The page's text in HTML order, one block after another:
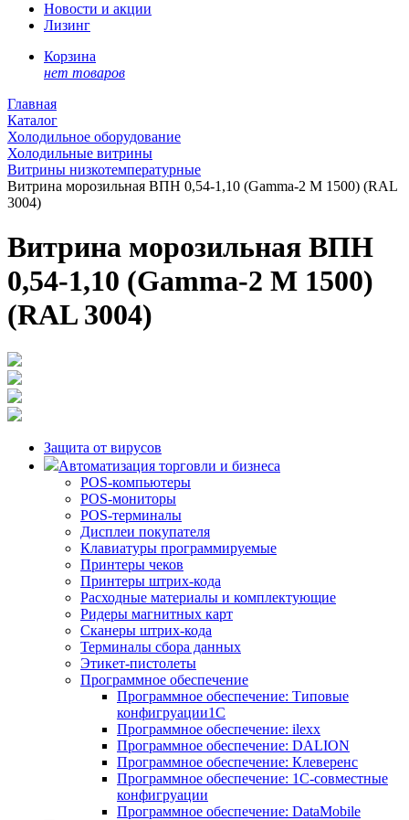
Новости и акции
Лизинг
Корзина
нет товаров
Главная
Каталог
Холодильное оборудование
Холодильные витрины
Витрины низкотемпературные
Витрина морозильная ВПН 0,54-1,10 (Gamma-2 М 1500) (RAL
3004)
Витрина морозильная ВПН
0,54-1,10 (Gamma-2 М 1500)
(RAL 3004)
Защита от вирусов
Автоматизация торговли и бизнеса
POS-компьютеры
POS-мониторы
POS-терминалы
Дисплеи покупателя
Клавиатуры программируемые
Принтеры чеков
Принтеры штрих-кода
Расходные материалы и комплектующие
Ридеры магнитных карт
Сканеры штрих-кода
Терминалы сбора данных
Этикет-пистолеты
Программное обеспечение
Программное обеспечение: Типовые
конфигруации1С
Программное обеспечение: ilexx
Программное обеспечение: DALION
Программное обеспечение: Клеверенс
Программное обеспечение: 1С-совместные
конфигруации
Программное обеспечение: DataMobile